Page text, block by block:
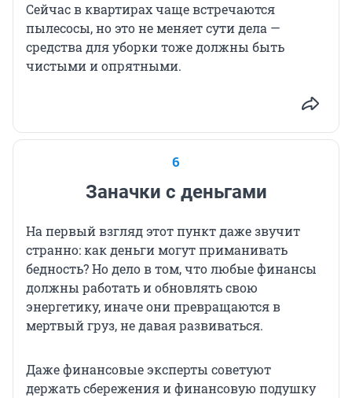
Сейчас в квартирах чаще встречаются
пылесосы, но это не меняет сути дела —
средства для уборки тоже должны быть
чистыми и опрятными.
6
Заначки с деньгами
На первый взгляд этот пункт даже звучит
странно: как деньги могут приманивать
бедность? Но дело в том, что любые финансы
должны работать и обновлять свою
энергетику, иначе они превращаются в
мертвый груз, не давая развиваться.
Даже финансовые эксперты советуют
держать сбережения и финансовую подушку